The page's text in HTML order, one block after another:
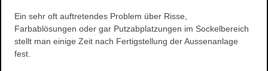
Trockenbau
Wärme-, Schall- und Brandschutz
Ein sehr oft auftretendes Problem über Risse,
Farbablösungen oder gar Putzabplatzungen im Sockelbereich
stellt man einige Zeit nach Fertigstellung der Aussenanlage
fest.